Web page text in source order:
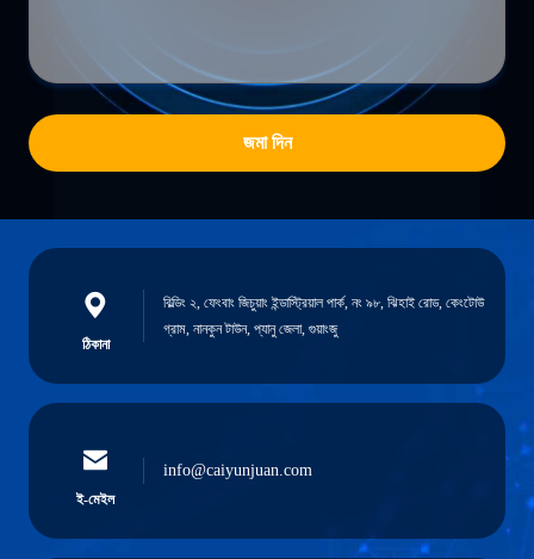
জমা দিন
ঠিকানা
বিল্ডিং ২, ফেংবাং জিচুয়াং ইন্ডাস্ট্রিয়াল পার্ক, নং ৯৮, ঝিহাই রোড, কেংটোউ
গ্রাম, নানকুন টাউন, প্যানু জেলা, গুয়াংজু
ই-মেইল
info@caiyunjuan.com